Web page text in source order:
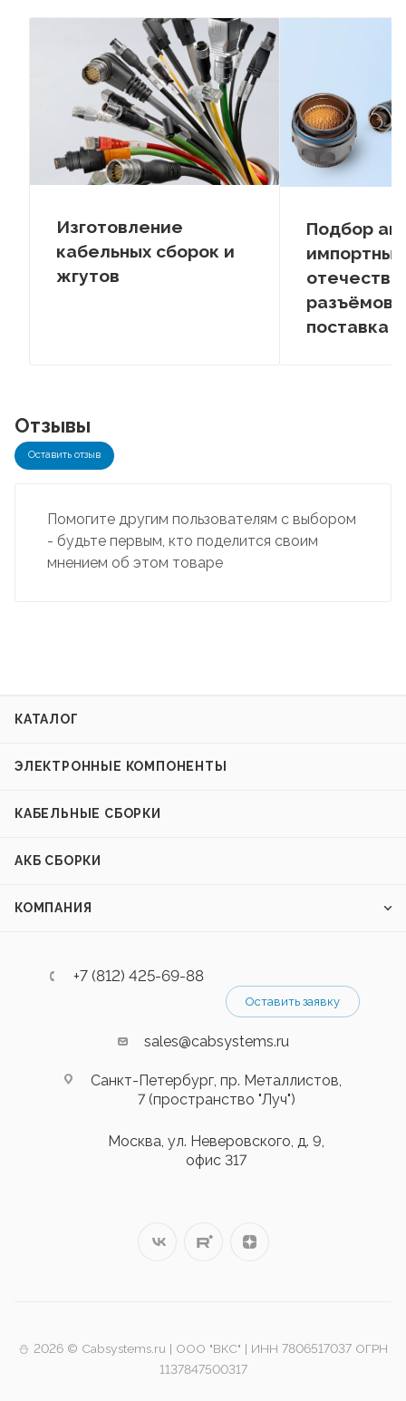
Изготовление
кабельных сборок и
жгутов
Подбор
разъёмов
поставка
Отзывы
Оставить отзыв
Помогите другим пользователям с выбором
- будьте первым, кто поделится своим
мнением об этом товаре
КАТАЛОГ
ЭЛЕКТРОННЫЕ КОМПОНЕНТЫ
КАБЕЛЬНЫЕ СБОРКИ
АКБ СБОРКИ
КОМПАНИЯ
+7 (812) 425-69-88
Оставить заявку
sales@cabsystems.ru
Санкт-Петербург, пр. Металлистов,
7 (пространство "Луч")
Москва, ул. Неверовского, д. 9,
офис 317
⛄️ 2026 © Cabsystems.ru | ООО "ВКС" | ИНН 7806517037 ОГРН
1137847500317